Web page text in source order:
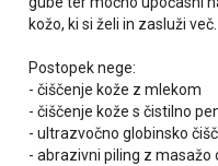
kožo, ki si želi in zasluži več.
Postopek nege:
- čiščenje kože z mlekom
- čiščenje kože s čistilno
- ultrazvočno globinsko
- abrazivni piling z masažo